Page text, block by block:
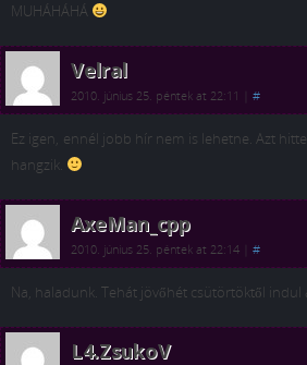
MUHÁHÁHÁ
Velral
2010. június 25. péntek at 22:11 #
Ez igen, ennél jobb hír nem is lehetne. Azt
hangzik.
AxeMan_cpp
2010. június 25. péntek at 22:14 #
Na, haladunk. Tehát jövőhét csütörtöktől indul
L4.ZsukoV